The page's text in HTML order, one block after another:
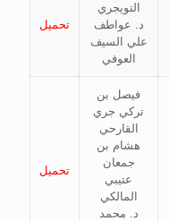
التويجري
د. عواطف
علي السيف
العوفي
تحميل
فيصل بن
تركي جري
القارحي
هشام بن
جمعان
عتيبي
المالكي
د. محمد
تحميل